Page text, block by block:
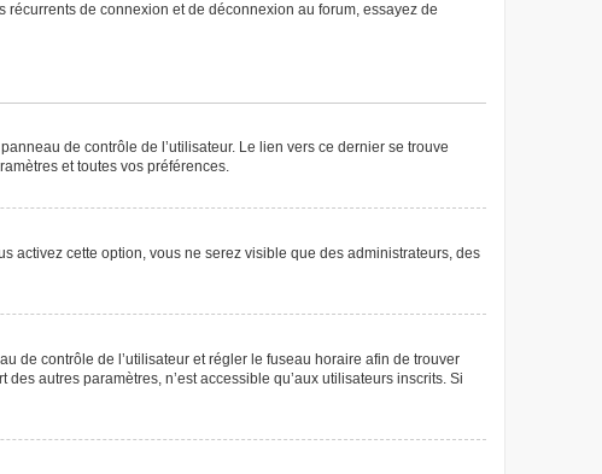
de connexion et de déconnexion au forum, essayez de
de contrôle de l’utilisateur. Le lien vers ce dernier se trouve
et toutes vos préférences.
activez cette option, vous ne serez visible que des administrateurs, des
de contrôle de l’utilisateur et régler le fuseau horaire afin de trouver
autres paramètres, n’est accessible qu’aux utilisateurs inscrits. Si